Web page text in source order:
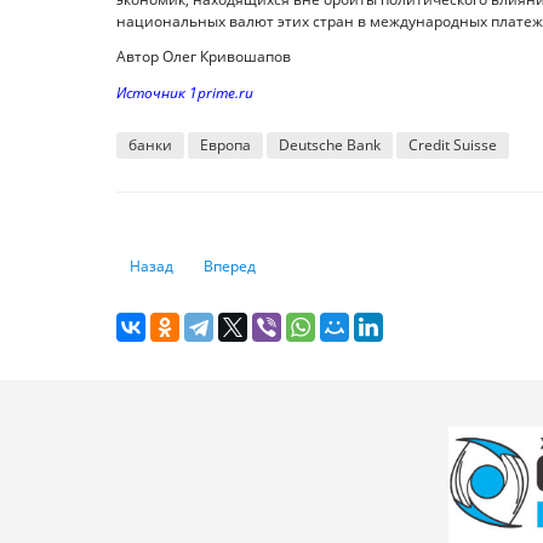
национальных валют этих стран в международных
Автор Олег Кривошапов
Источник 1prime.ru
банки Европа Deutsche Bank Credit Suisse
Предыдущий: Как снять арест со счёта за 1 день
Назад Следующий: В Казахстане утверждена
Вперед